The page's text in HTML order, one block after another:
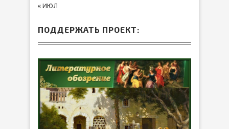
« ИЮЛ
ПОДДЕРЖАТЬ ПРОЕКТ: